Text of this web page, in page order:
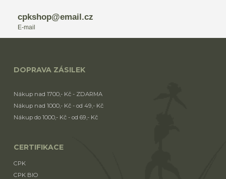
cpkshop@email.cz
E-mail
DOPRAVA ZÁSILEK
Nákup nad 1700,- Kč - ZDARMA
Nákup nad 1000,- Kč - od 49,- Kč
Nákup do 1000,- Kč - od 69,- Kč
CERTIFIKACE
CPK
CPK BIO